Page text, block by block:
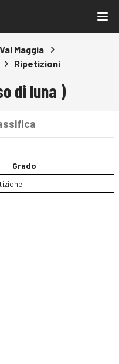
Val Maggia
Ripetizioni
di luna )
Grado